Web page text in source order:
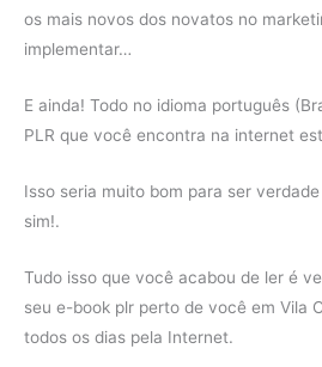
os mais novos dos novatos no
implementar…
E ainda! Todo no idioma português
PLR que você encontra na internet
Isso seria muito bom para ser
sim!.
Tudo isso que você acabou de ler é
seu e-book plr perto de você em Vila
todos os dias pela Internet.